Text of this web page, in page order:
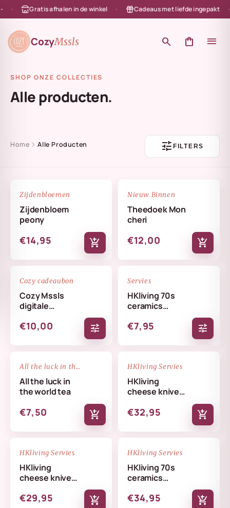
naar de content
Gratis afhalen in de winkel Cadeaus met liefde ingepakt
CozyMssls search shopping_bag menu
SHOP ONZE COLLECTIES
Alle producten.
Home chevron_rightAlle Producten tuneFILTERS
Zijdenbloemen
Zijdenbloem
peony
€14,95 add_shopping_cart
NIEUW
Nieuw Binnen
Theedoek Mon
cheri
€12,00 add_shopping_cart
Cozy cadeaubon
Cozy Mssls
digitale
Alleen online te
€10,00 tune
Servies
HKliving 70s
ceramics
€7,95 tune
All the luck in the world
All the luck in
the world tea
€7,50 add_shopping_cart
NIEUW
HKliving Servies
HKliving
cheese knives
€32,95 add_shopping_cart
NIEUW
HKliving Servies
HKliving
cheese knives
€29,95 add_shopping_cart
NIEUW
HKliving Servies
HKliving 70s
ceramics
skyline
€34,95 add_shopping_cart